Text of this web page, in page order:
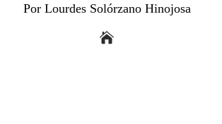
Por Lourdes Solórzano Hinojosa